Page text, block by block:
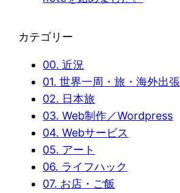
カテゴリー
00. 近況
01. 世界一周・旅・海外出張
02. 日本旅
03. Web制作／Wordpress
04. Webサービス
05. アート
06. ライフハック
07. お店・ご飯